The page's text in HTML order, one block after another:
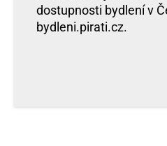
dostupnosti bydlení v
bydleni.pirati.cz.